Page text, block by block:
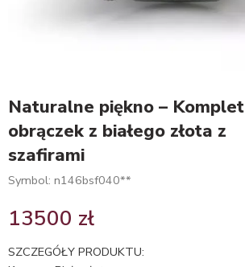
Naturalne piękno – Komplet
obrączek z białego złota z
szafirami
Symbol: n146bsf040**
13500 zł
SZCZEGÓŁY PRODUKTU: